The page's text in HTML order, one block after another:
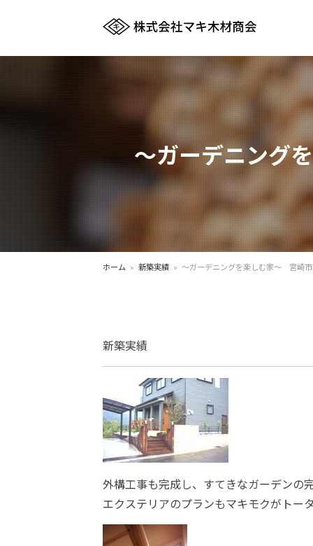
～ガーデニング
ホーム » 新築実績 » ～ガーデニングを楽しむ家～ 宮崎
新築実績
外構工事も完成し、すてきなガーデンの
エクステリアのプランもマキモクがトー